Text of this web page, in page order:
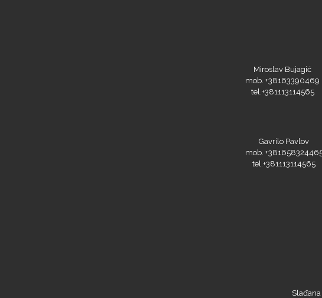
Miroslav Bujagić
mob. +38163390469
tel.+381113114565
Gavrilo Pavlov
mob.
tel.+381113114565